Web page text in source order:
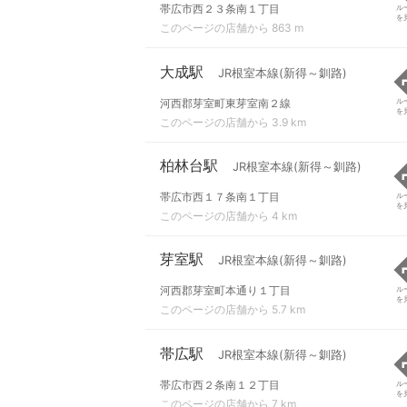
帯広市西２３条南１丁目
このページの店舗から 863 m
ル
を
大成駅 JR根室本線(新得～釧路)
河西郡芽室町東芽室南２線
このページの店舗から 3.9 km
ル
を
柏林台駅 JR根室本線(新得～釧路)
帯広市西１７条南１丁目
このページの店舗から 4 km
ル
を
芽室駅 JR根室本線(新得～釧路)
河西郡芽室町本通り１丁目
このページの店舗から 5.7 km
ル
を
帯広駅 JR根室本線(新得～釧路)
帯広市西２条南１２丁目
このページの店舗から 7 km
ル
を